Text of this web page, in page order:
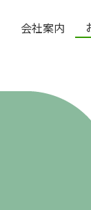
会社案内